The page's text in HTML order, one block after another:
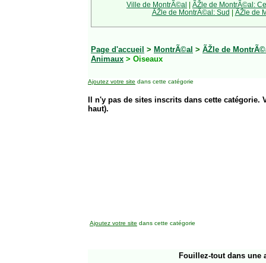
Ville de MontrÃ©al | ÃŽle de MontrÃ©al:
ÃŽle de MontrÃ©al: Sud | ÃŽle de
Page d'accueil > MontrÃ©al > ÃŽle de
Animaux > Oiseaux
Ajoutez votre site dans cette catégorie
Il n'y pas de sites inscrits dans cette
haut).
Ajoutez votre site dans cette catégorie
Fouillez-tout dans une